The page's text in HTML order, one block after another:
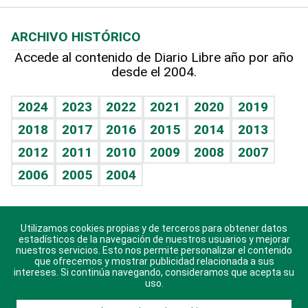
Hablando con el pediatra
Vida y familia
Eñe
Celebrando la vida
Sin complejos
En pocas palabras
Escuchando al corazón
Economía Personal
Línea de hit
TBT Deportivo
Hecho en casa
Guía del dinero
Cumpleaños
Horóscopos
Crucigramas
ARCHIVO HISTÓRICO
Accede al contenido de Diario Libre año por año
desde el 2004.
2024 2023 2022 2021 2020
2019
2018
2017 2016 2015 2014
2013
2012
2011 2010 2009 2008
2007
2006
2005 2004
Descarga nuestras aplicaciones para Android, iOS y
sistema Huawei.
Utilizamos cookies propias y de terceros para obtener datos
estadísticos de la navegación de nuestros usuarios y mejorar
nuestros servicios. Esto nos permite personalizar el contenido
que ofrecemos y mostrar publicidad relacionada a sus
intereses. Si continúa navegando, consideramos que acepta su
uso.